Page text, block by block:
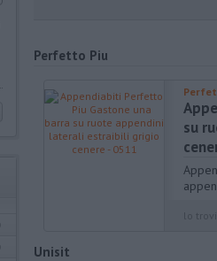
Perfetto Piu
su
Unisit